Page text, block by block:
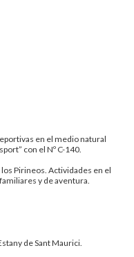
en el medio natural
con el Nº C-140.
Pirineos. Actividades en el
y de aventura.
de Sant Maurici.